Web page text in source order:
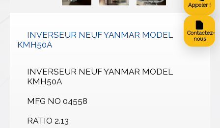
INVERSEUR NEUF YANMAR MODEL
KMH50A
INVERSEUR NEUF YANMAR MODEL
KMH50A
MFG NO 04558
RATIO 2.13
Appeler !
Contactez-
nous